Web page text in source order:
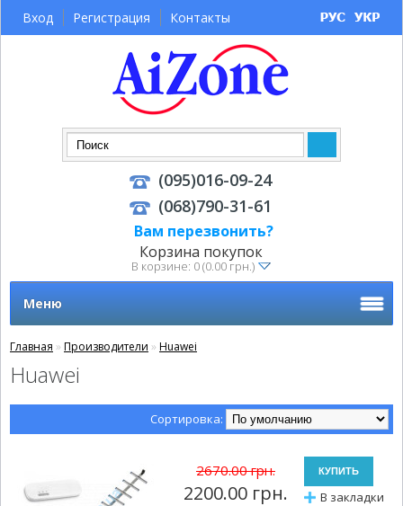
Корзина покупок
В корзине: 0 (0.00 грн.)
(095)016-09-24
(068)790-31-61
Вам перезвонить?
Вход Регистрация Контакты
Меню
Главная » Производители » Huawei
Huawei
Сортировка:
В закладки
2670.00 грн.
2200.00 грн.